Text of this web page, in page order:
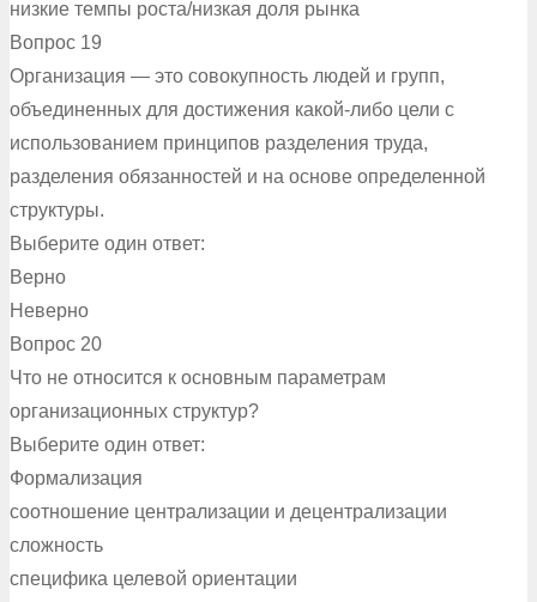
низкие темпы роста/низкая доля рынка
Вопрос 19
Организация — это совокупность людей и групп,
объединенных для достижения какой-либо цели с
использованием принципов разделения труда,
разделения обязанностей и на основе определенной
структуры.
Выберите один ответ:
Верно
Неверно
Вопрос 20
Что не относится к основным параметрам
организационных структур?
Выберите один ответ:
Формализация
соотношение централизации и децентрализации
сложность
специфика целевой ориентации